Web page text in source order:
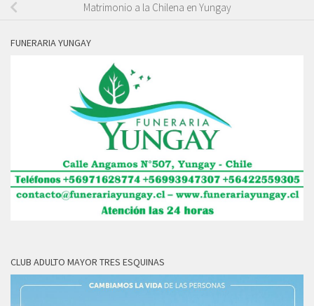
Matrimonio a la Chilena en Yungay
FUNERARIA YUNGAY
CLUB ADULTO MAYOR TRES ESQUINAS